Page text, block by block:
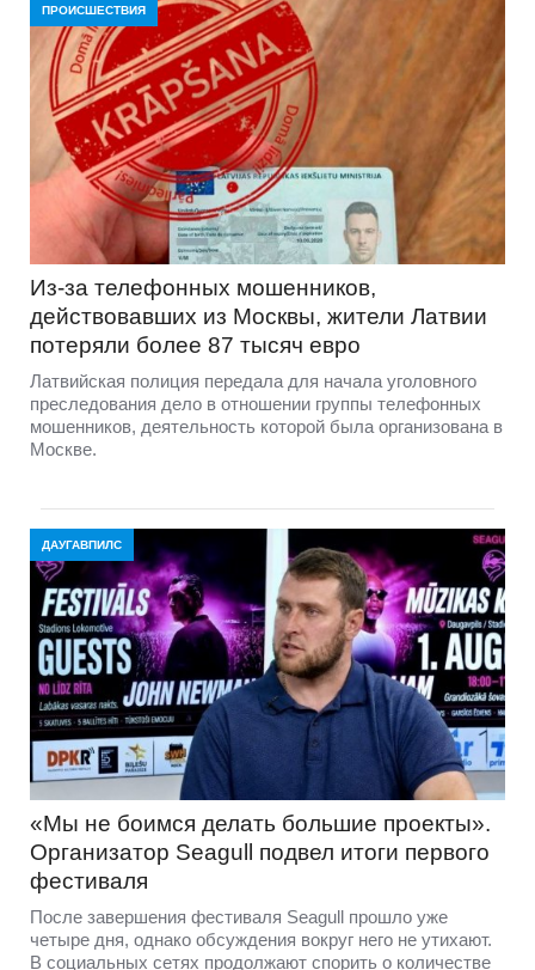
ПРОИСШЕСТВИЯ
Из-за телефонных мошенников,
действовавших из Москвы, жители Латвии
потеряли более 87 тысяч евро
Латвийская полиция передала для начала уголовного
преследования дело в отношении группы телефонных
мошенников, деятельность которой была организована в
Москве.
ДАУГАВПИЛС
«Мы не боимся делать большие проекты».
Организатор Seagull подвел итоги первого
фестиваля
После завершения фестиваля Seagull прошло уже
четыре дня, однако обсуждения вокруг него не утихают.
В социальных сетях продолжают спорить о количестве